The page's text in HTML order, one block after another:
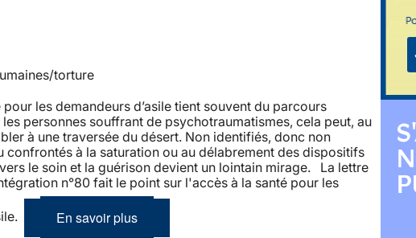
torture
pour les demandeurs d’asile tient souvent du parcours
les personnes souffrant de psychotraumatismes, cela peut, au
à une traversée du désert. Non identifiés, donc non
confrontés à la saturation ou au délabrement des dispositifs
le soin et la guérison devient un lointain mirage. La lettre
n°80 fait le point sur l'accès à la santé pour les
En savoir plus